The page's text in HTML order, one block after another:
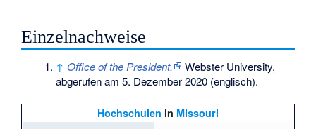
Einzelnachweise
↑ Office of the President.
Webster University,
abgerufen am 5. Dezember 2020 (englisch).
Hochschulen in Missouri